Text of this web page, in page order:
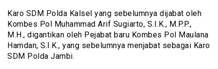
Karo SDM Polda Kalsel yang sebelumnya dijabat oleh
Kombes Pol Muhammad Arif Sugiarto, S.I.K., M.P.P.,
M.H., digantikan oleh Pejabat baru Kombes Pol Maulana
Hamdan, S.I.K., yang sebelumnya menjabat sebagai Karo
SDM Polda Jambi.